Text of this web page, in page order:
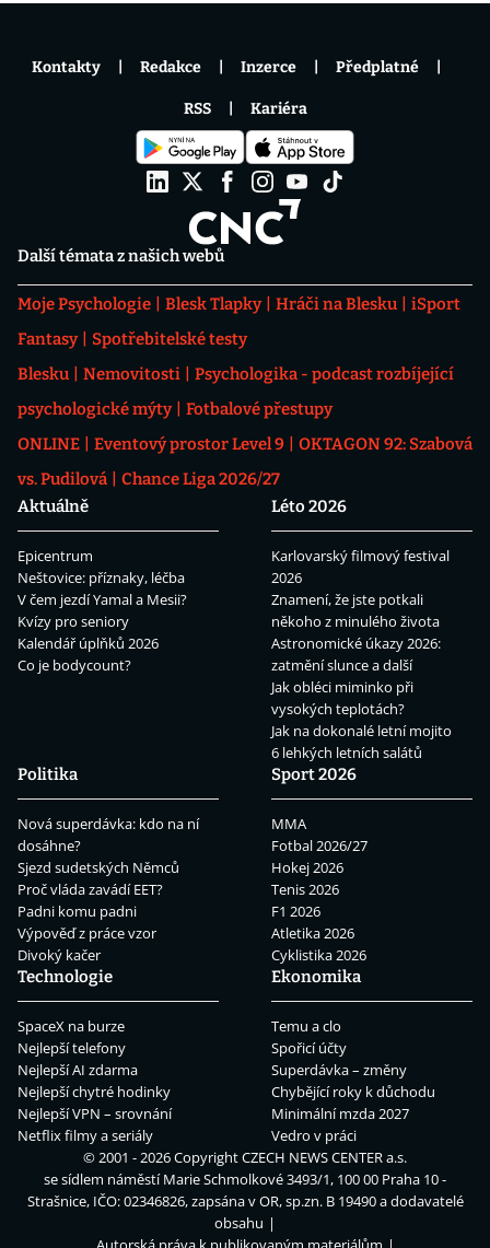
Další témata z našich webů
Moje Psychologie Blesk Tlapky Hráči na Blesku
iSport
Fantasy
Spotřebitelské testy
Blesku
Nemovitosti
Psychologika - podcast rozbíjející
psychologické mýty
Fotbalové přestupy
ONLINE
Eventový prostor Level 9
OKTAGON 92: Szabová
vs. Pudilová
Chance Liga 2026/27
Aktuálně
Epicentrum
Neštovice: příznaky, léčba
V čem jezdí Yamal a Mesii?
Kvízy pro seniory
Kalendář úplňků 2026
Co je bodycount?
Léto 2026
Karlovarský filmový festival
2026
Znamení, že jste potkali
někoho z minulého života
Astronomické úkazy 2026:
zatmění slunce a další
Jak obléci miminko při
vysokých teplotách?
Jak na dokonalé letní mojito
6 lehkých letních salátů
Politika
Nová superdávka: kdo na ní
dosáhne?
Sjezd sudetských Němců
Proč vláda zavádí EET?
Padni komu padni
Výpověď z práce vzor
Divoký kačer
Sport 2026
MMA
Fotbal 2026/27
Hokej 2026
Tenis 2026
F1 2026
Atletika 2026
Cyklistika 2026
Technologie
SpaceX na burze
Nejlepší telefony
Nejlepší AI zdarma
Nejlepší chytré hodinky
Nejlepší VPN – srovnání
Netflix filmy a seriály
Ekonomika
Temu a clo
Spořicí účty
Superdávka – změny
Chybějící roky k důchodu
Minimální mzda 2027
Vedro v práci
Kontakty Redakce Inzerce Předplatné
RSS Kariéra
© 2001 - 2026 CopyrightCZECH NEWS CENTER a.s.
se sídlem náměstí Marie Schmolkové 3493/1, 100 00 Praha 10 -
Strašnice, IČO: 02346826, zapsána v OR, sp.zn. B 19490 a dodavatelé
obsahu